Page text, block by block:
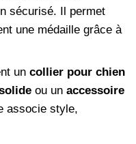
sécurisé. Il permet
une médaille grâce à
un collier pour chien
ou un accessoire
associe style,